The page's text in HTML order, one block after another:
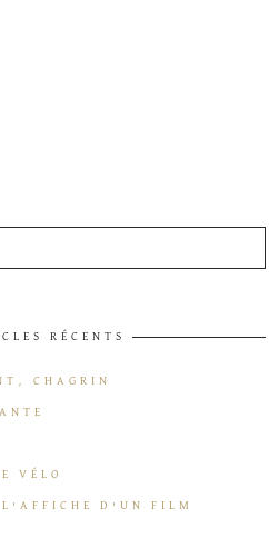
RÉCENTS
CHAGRIN
VÉLO
D’UN FILM